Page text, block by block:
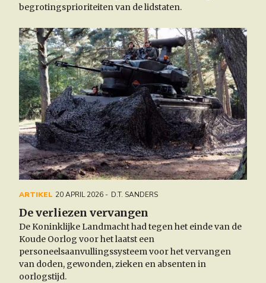
begrotingsprioriteiten van de lidstaten.
ARTIKEL 20 APRIL 2026 D.T. SANDERS
De verliezen vervangen
De Koninklijke Landmacht had tegen het einde van de
Koude Oorlog voor het laatst een
personeelsaanvullingssysteem voor het vervangen
van doden, gewonden, zieken en absenten in
oorlogstijd.